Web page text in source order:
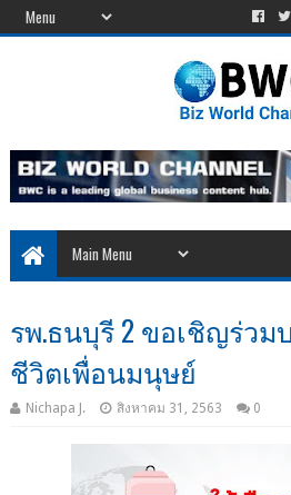
รพ.ธนบุรี 2 ขอเชิญร่ว
ชีวิตเพื่อนมนุษย์
Nichapa J. สิงหาคม 31, 2563 0